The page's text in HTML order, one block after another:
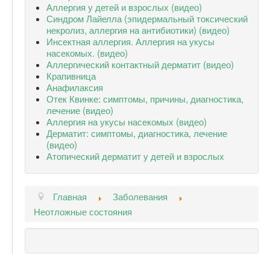
Аллергия у детей и взрослых (видео)
Синдром Лайелла (эпидермальный токсический
некролиз, аллергия на антибиотики) (видео)
Инсектная аллергия. Аллергия на укусы
насекомых. (видео)
Аллергический контактный дерматит (видео)
Крапивница
Анафилаксия
Отек Квинке: симптомы, причины, диагностика,
лечение (видео)
Аллергия на укусы насекомых (видео)
Дерматит: симптомы, диагностика, лечение
(видео)
Атопический дерматит у детей и взрослых
Главная
Заболевания
Неотложные состояния